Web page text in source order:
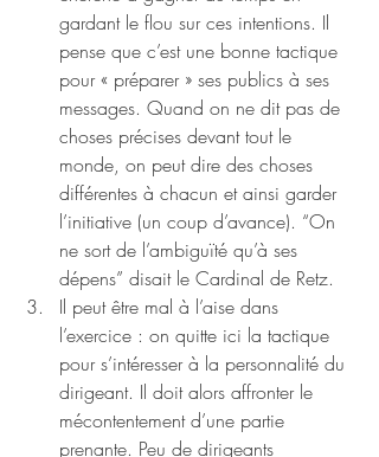
gardant le flou sur ces intentions. Il
pense que c’est une bonne tactique
pour « préparer » ses publics à ses
messages. Quand on ne dit pas de
choses précises devant tout le
monde, on peut dire des choses
différentes à chacun et ainsi garder
l’initiative (un coup d’avance). “On
ne sort de l’ambiguïté qu’à ses
dépens” disait le Cardinal de Retz.
Il peut être mal à l’aise dans
l’exercice : on quitte ici la tactique
pour s’intéresser à la personnalité du
dirigeant. Il doit alors affronter le
mécontentement d’une partie
prenante. Peu de dirigeants